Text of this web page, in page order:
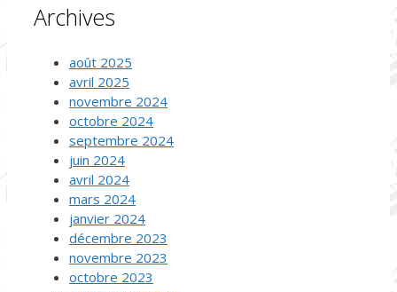
Archives
août 2025
avril 2025
novembre 2024
octobre 2024
septembre 2024
juin 2024
avril 2024
mars 2024
janvier 2024
décembre 2023
novembre 2023
octobre 2023